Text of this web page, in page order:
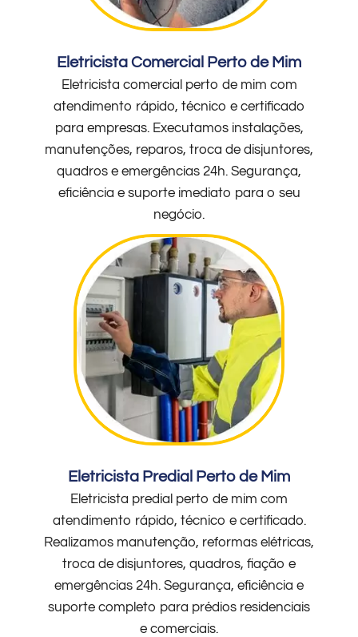
Eletricista Comercial Perto de Mim
Eletricista comercial perto de mim com
atendimento rápido, técnico e certificado
para empresas. Executamos instalações,
manutenções, reparos, troca de disjuntores,
quadros e emergências 24h. Segurança,
eficiência e suporte imediato para o seu
negócio.
Eletricista Predial Perto de Mim
Eletricista predial perto de mim com
atendimento rápido, técnico e certificado.
Realizamos manutenção, reformas elétricas,
troca de disjuntores, quadros, fiação e
emergências 24h. Segurança, eficiência e
suporte completo para prédios residenciais
e comerciais.